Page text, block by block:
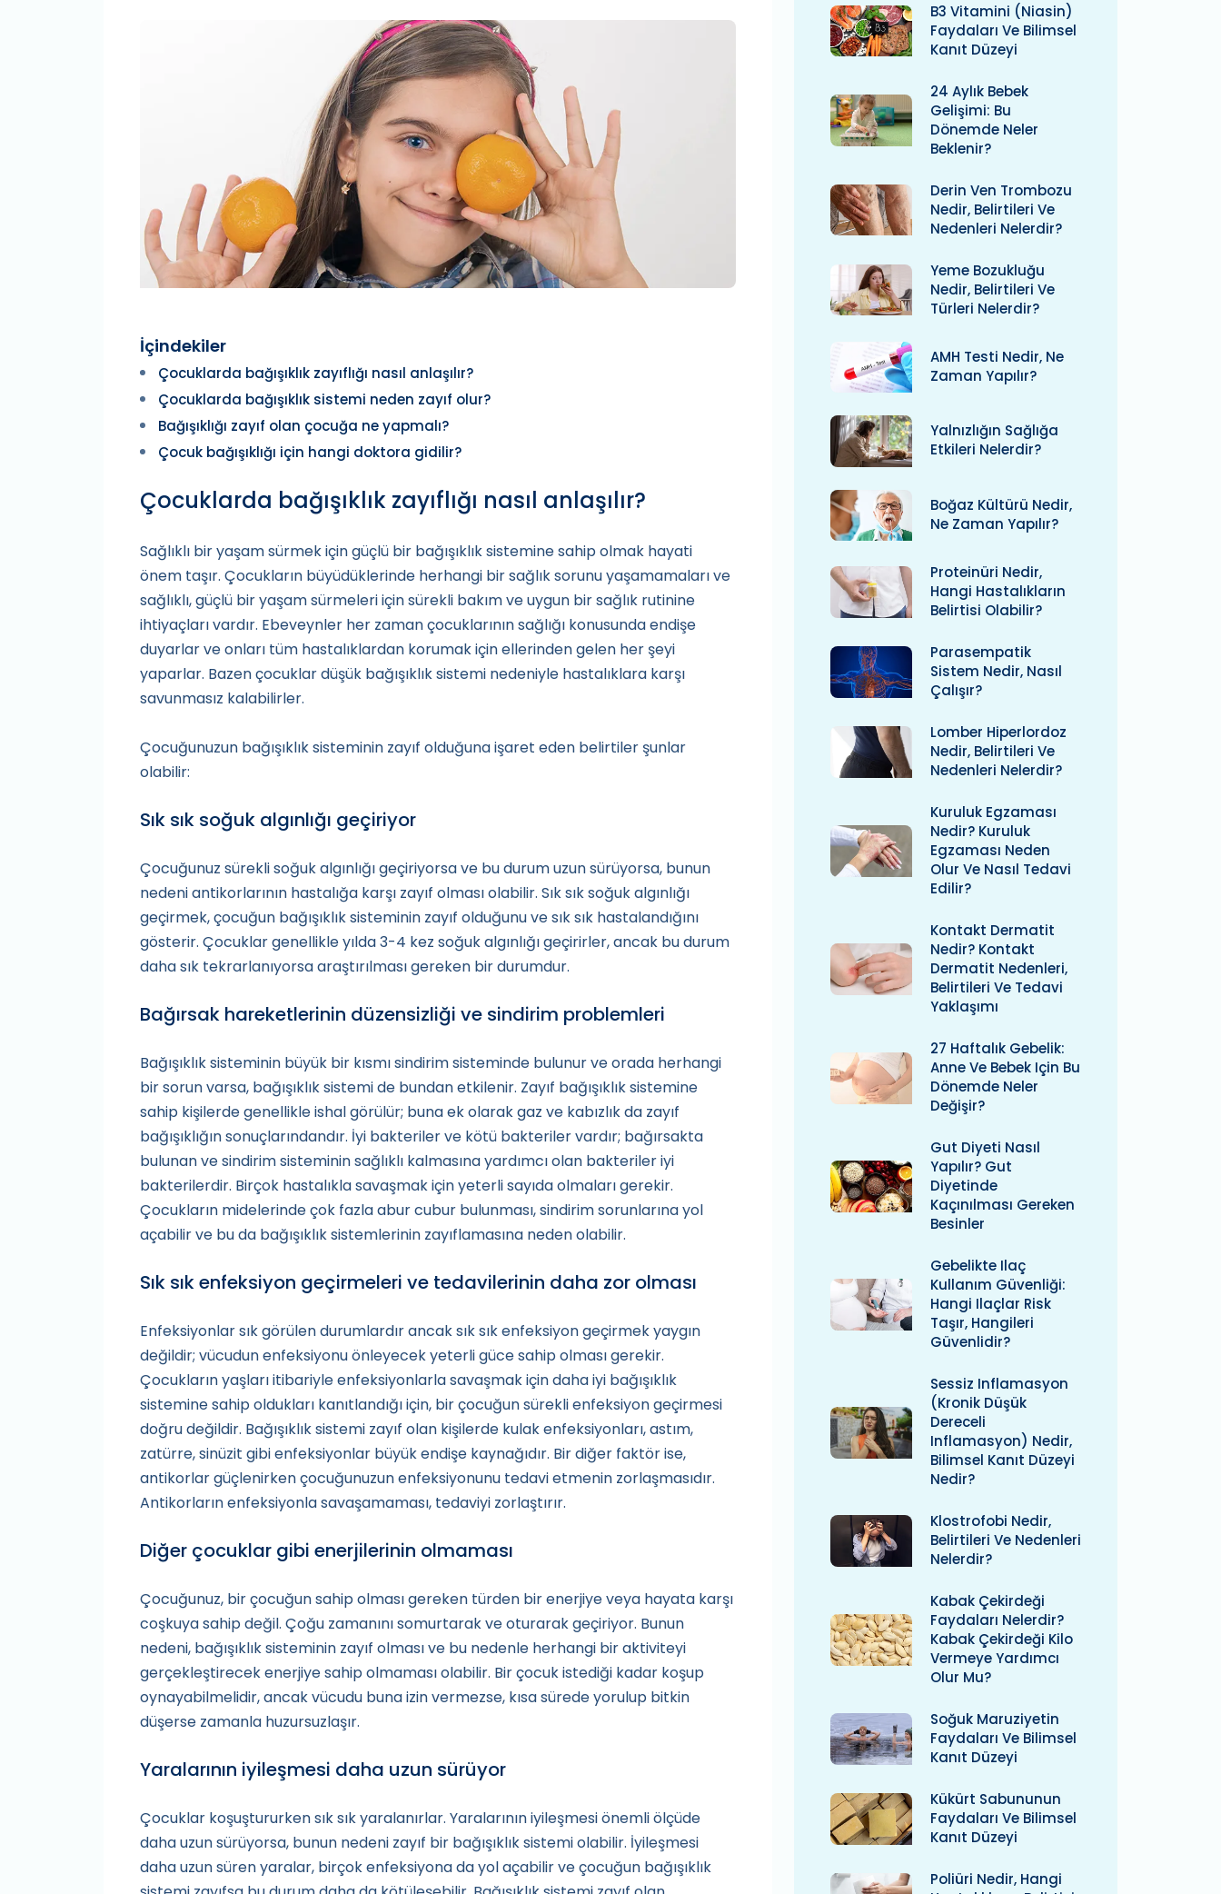
İçindekiler
Çocuklarda bağışıklık zayıflığı nasıl anlaşılır?
Çocuklarda bağışıklık sistemi neden zayıf olur?
Bağışıklığı zayıf olan çocuğa ne yapmalı?
Çocuk bağışıklığı için hangi doktora gidilir?
Çocuklarda bağışıklık zayıflığı nasıl anlaşılır?
Sağlıklı bir yaşam sürmek için güçlü bir bağışıklık sistemine sahip olmak hayati
önem taşır. Çocukların büyüdüklerinde herhangi bir sağlık sorunu yaşamamaları ve
sağlıklı, güçlü bir yaşam sürmeleri için sürekli bakım ve uygun bir sağlık rutinine
ihtiyaçları vardır. Ebeveynler her zaman çocuklarının sağlığı konusunda endişe
duyarlar ve onları tüm hastalıklardan korumak için ellerinden gelen her şeyi
yaparlar. Bazen çocuklar düşük bağışıklık sistemi nedeniyle hastalıklara karşı
savunmasız kalabilirler.
Çocuğunuzun bağışıklık sisteminin zayıf olduğuna işaret eden belirtiler şunlar
olabilir:
Sık sık soğuk algınlığı geçiriyor
Çocuğunuz sürekli soğuk algınlığı geçiriyorsa ve bu durum uzun sürüyorsa, bunun
nedeni antikorlarının hastalığa karşı zayıf olması olabilir. Sık sık soğuk algınlığı
geçirmek, çocuğun bağışıklık sisteminin zayıf olduğunu ve sık sık hastalandığını
gösterir. Çocuklar genellikle yılda 3-4 kez soğuk algınlığı geçirirler, ancak bu durum
daha sık tekrarlanıyorsa araştırılması gereken bir durumdur.
Bağırsak hareketlerinin düzensizliği ve sindirim problemleri
Bağışıklık sisteminin büyük bir kısmı sindirim sisteminde bulunur ve orada herhangi
bir sorun varsa, bağışıklık sistemi de bundan etkilenir. Zayıf bağışıklık sistemine
sahip kişilerde genellikle ishal görülür; buna ek olarak gaz ve kabızlık da zayıf
bağışıklığın sonuçlarındandır. İyi bakteriler ve kötü bakteriler vardır; bağırsakta
bulunan ve sindirim sisteminin sağlıklı kalmasına yardımcı olan bakteriler iyi
bakterilerdir. Birçok hastalıkla savaşmak için yeterli sayıda olmaları gerekir.
Çocukların midelerinde çok fazla abur cubur bulunması, sindirim sorunlarına yol
açabilir ve bu da bağışıklık sistemlerinin zayıflamasına neden olabilir.
Sık sık enfeksiyon geçirmeleri ve tedavilerinin daha zor olması
Enfeksiyonlar sık görülen durumlardır ancak sık sık enfeksiyon geçirmek yaygın
değildir; vücudun enfeksiyonu önleyecek yeterli güce sahip olması gerekir.
Çocukların yaşları itibariyle enfeksiyonlarla savaşmak için daha iyi bağışıklık
sistemine sahip oldukları kanıtlandığı için, bir çocuğun sürekli enfeksiyon geçirmesi
doğru değildir. Bağışıklık sistemi zayıf olan kişilerde kulak enfeksiyonları, astım,
zatürre, sinüzit gibi enfeksiyonlar büyük endişe kaynağıdır. Bir diğer faktör ise,
antikorlar güçlenirken çocuğunuzun enfeksiyonunu tedavi etmenin zorlaşmasıdır.
Antikorların enfeksiyonla savaşamaması, tedaviyi zorlaştırır.
Diğer çocuklar gibi enerjilerinin olmaması
Çocuğunuz, bir çocuğun sahip olması gereken türden bir enerjiye veya hayata karşı
coşkuya sahip değil. Çoğu zamanını somurtarak ve oturarak geçiriyor. Bunun
nedeni, bağışıklık sisteminin zayıf olması ve bu nedenle herhangi bir aktiviteyi
gerçekleştirecek enerjiye sahip olmaması olabilir. Bir çocuk istediği kadar koşup
oynayabilmelidir, ancak vücudu buna izin vermezse, kısa sürede yorulup bitkin
düşerse zamanla huzursuzlaşır.
Yaralarının iyileşmesi daha uzun sürüyor
Çocuklar koşuştururken sık sık yaralanırlar. Yaralarının iyileşmesi önemli ölçüde
daha uzun sürüyorsa, bunun nedeni zayıf bir bağışıklık sistemi olabilir. İyileşmesi
daha uzun süren yaralar, birçok enfeksiyona da yol açabilir ve çocuğun bağışıklık
B3 Vitamini (niasin)
Faydaları Ve Bilimsel
Kanıt Düzeyi
24 Aylık Bebek
Gelişimi: Bu
Dönemde Neler
Beklenir?
Derin Ven Trombozu
Nedir, Belirtileri Ve
Nedenleri Nelerdir?
Yeme Bozukluğu
Nedir, Belirtileri Ve
Türleri Nelerdir?
AMH Testi Nedir, Ne
Zaman Yapılır?
Yalnızlığın Sağlığa
Etkileri Nelerdir?
Boğaz Kültürü Nedir,
Ne Zaman Yapılır?
Proteinüri Nedir,
Hangi Hastalıkların
Belirtisi Olabilir?
Parasempatik
Sistem Nedir, Nasıl
Çalışır?
Lomber Hiperlordoz
Nedir, Belirtileri Ve
Nedenleri Nelerdir?
Kuruluk Egzaması
Nedir? Kuruluk
Egzaması Neden
Olur Ve Nasıl Tedavi
Edilir?
Kontakt Dermatit
Nedir? Kontakt
Dermatit Nedenleri,
Belirtileri Ve Tedavi
Yaklaşımı
27 Haftalık Gebelik:
Anne Ve Bebek Için Bu
Dönemde Neler
Değişir?
Gut Diyeti Nasıl
Yapılır? Gut
Diyetinde
Kaçınılması Gereken
Besinler
Gebelikte Ilaç
Kullanım Güvenliği:
Hangi Ilaçlar Risk
Taşır, Hangileri
Güvenlidir?
Sessiz Inflamasyon
(kronik Düşük
Dereceli
Inflamasyon) Nedir,
Bilimsel Kanıt Düzeyi
Nedir?
Klostrofobi Nedir,
Belirtileri Ve Nedenleri
Nelerdir?
Kabak Çekirdeği
Faydaları Nelerdir?
Kabak Çekirdeği Kilo
Vermeye Yardımcı
Olur Mu?
Soğuk Maruziyetin
Faydaları Ve Bilimsel
Kanıt Düzeyi
Kükürt Sabununun
Faydaları Ve Bilimsel
Kanıt Düzeyi
Poliüri Nedir, Hangi